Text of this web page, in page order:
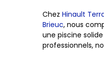
Chez Hinault
Brieuc, nous
une piscine
professionnels,